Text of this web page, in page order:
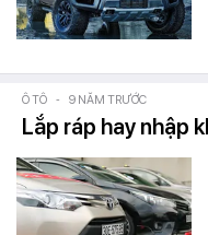
Ô TÔ - 9 NĂM TRƯỚC
Lắp ráp hay nhập